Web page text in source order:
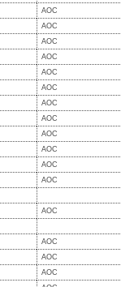
AOC
AOC
AOC
AOC
AOC
AOC
AOC
AOC
AOC
AOC
AOC
AOC
AOC
AOC
AOC
AOC